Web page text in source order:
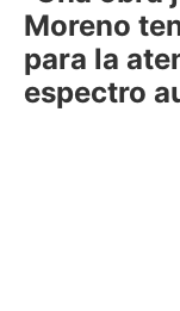
Moreno
para la
espectro